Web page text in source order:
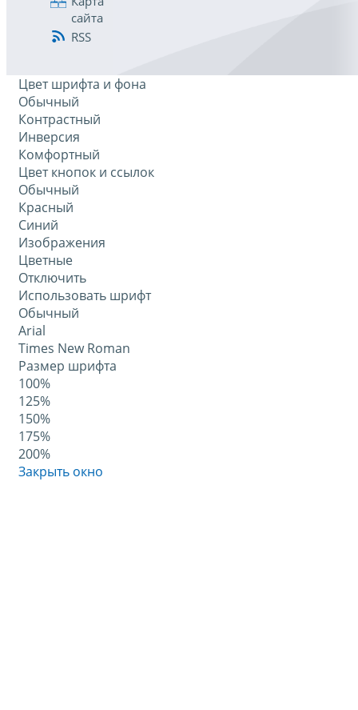
сайта
RSS
Цвет шрифта и фона
Обычный
Контрастный
Инверсия
Комфортный
Цвет кнопок и ссылок
Обычный
Красный
Синий
Изображения
Цветные
Отключить
Использовать шрифт
Обычный
Arial
Times New Roman
Размер шрифта
100%
125%
150%
175%
200%
Закрыть окно